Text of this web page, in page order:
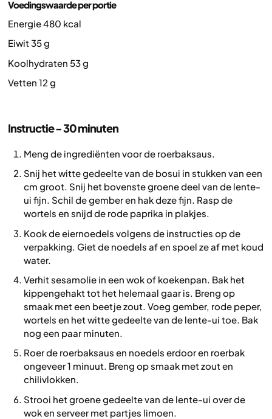
Voedingswaarde per portie
Energie 480 kcal
Eiwit 35 g
Koolhydraten 53 g
Vetten 12 g
Instructie - 30 minuten
Meng de ingrediënten voor de roerbaksaus.
Snij het witte gedeelte van de bosui in stukken van een
cm groot. Snij het bovenste groene deel van de lente-
ui fijn. Schil de gember en hak deze fijn. Rasp de
wortels en snijd de rode paprika in plakjes.
Kook de eiernoedels volgens de instructies op de
verpakking. Giet de noedels af en spoel ze af met koud
water.
Verhit sesamolie in een wok of koekenpan. Bak het
kippengehakt tot het helemaal gaar is. Breng op
smaak met een beetje zout. Voeg gember, rode peper,
wortels en het witte gedeelte van de lente-ui toe. Bak
nog een paar minuten.
Roer de roerbaksaus en noedels erdoor en roerbak
ongeveer 1 minuut. Breng op smaak met zout en
chilivlokken.
Strooi het groene gedeelte van de lente-ui over de
wok en serveer met partjes limoen.